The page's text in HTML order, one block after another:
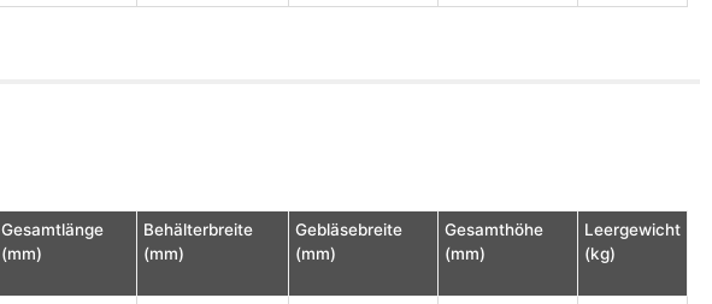
Gesamtlänge
(mm)
Behälterbreite
(mm)
Gebläsebreite
(mm)
Gesamthöhe
(mm)
Leergewicht
(kg)